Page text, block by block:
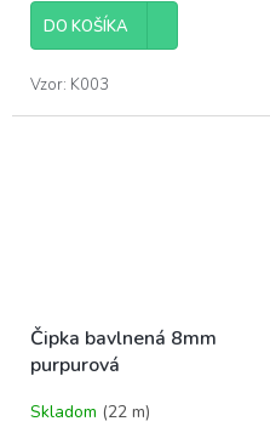
DO KOŠÍKA
Vzor: K003
Čipka bavlnená 8mm
purpurová
Skladom (22 m)